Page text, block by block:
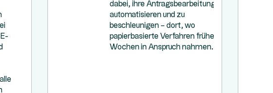
dabei, ihre Antragsbearbeitung zu
automatisieren und zu
beschleunigen – dort, wo
papierbasierte Verfahren früher
Wochen in Anspruch nahmen.